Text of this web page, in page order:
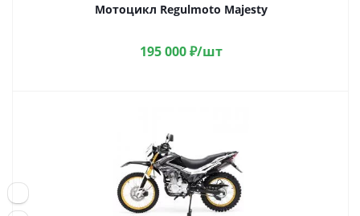
Мотоцикл Regulmoto Majesty
195 000₽/шт